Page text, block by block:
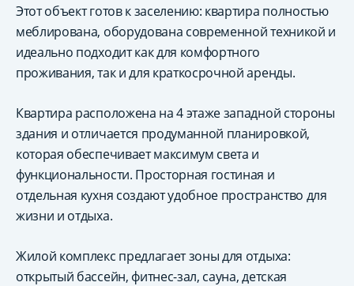
Этот объект готов к заселению: квартира полностью
меблирована, оборудована современной техникой и
идеально подходит как для комфортного
проживания, так и для краткосрочной аренды.
Квартира расположена на 4 этаже западной стороны
здания и отличается продуманной планировкой,
которая обеспечивает максимум света и
функциональности. Просторная гостиная и
отдельная кухня создают удобное пространство для
жизни и отдыха.
Жилой комплекс предлагает зоны для отдыха:
открытый бассейн, фитнес-зал, сауна, детская